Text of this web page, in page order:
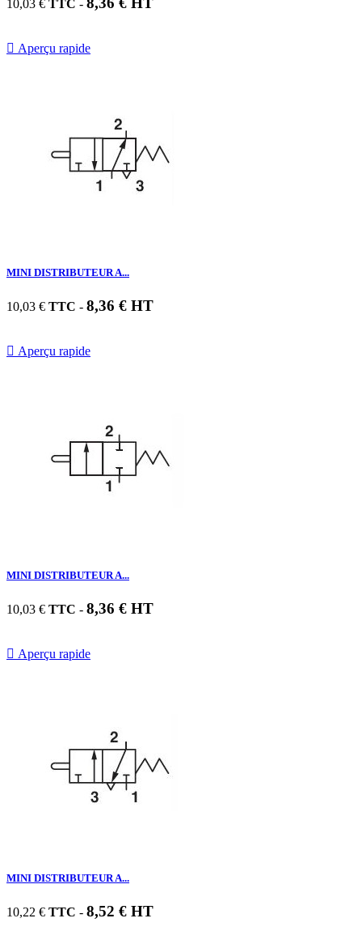
10,03 € TTC -
 Aperçu rapide
MINI DISTRIBUTEUR A...
10,03 € TTC - 8,36 € HT
 Aperçu rapide
MINI DISTRIBUTEUR A...
10,03 € TTC - 8,36 € HT
 Aperçu rapide
MINI DISTRIBUTEUR A...
10,22 € TTC - 8,52 € HT